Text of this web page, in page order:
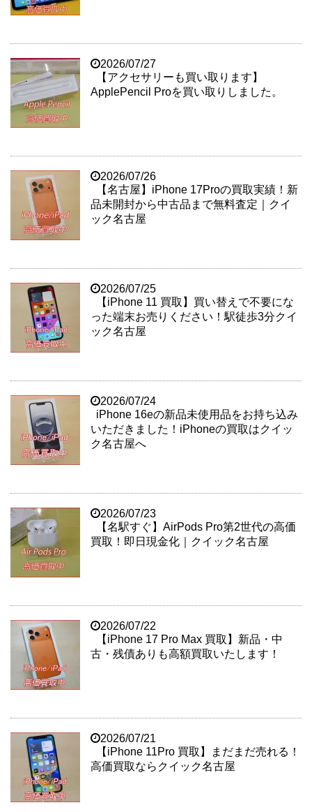
2026/07/27
【アクセサリーも買い取ります】
ApplePencil Proを買い取りしました。
2026/07/26
【名古屋】iPhone 17Proの買取実績！新
品未開封から中古品まで無料査定｜クイ
ック名古屋
2026/07/25
【iPhone 11 買取】買い替えで不要にな
った端末お売りください！駅徒歩3分クイ
ック名古屋
2026/07/24
iPhone 16eの新品未使用品をお持ち込み
いただきました！iPhoneの買取はクイッ
ク名古屋へ
2026/07/23
【名駅すぐ】AirPods Pro第2世代の高価
買取！即日現金化｜クイック名古屋
2026/07/22
【iPhone 17 Pro Max 買取】新品・中
古・残債ありも高額買取いたします！
2026/07/21
【iPhone 11Pro 買取】まだまだ売れる！
高価買取ならクイック名古屋